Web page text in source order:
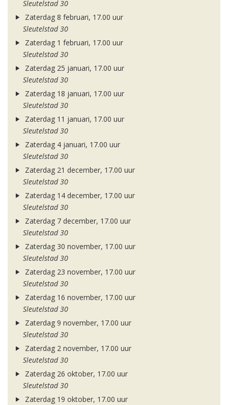
Sleutelstad 30
Zaterdag 8 februari, 17.00 uur
Sleutelstad 30
Zaterdag 1 februari, 17.00 uur
Sleutelstad 30
Zaterdag 25 januari, 17.00 uur
Sleutelstad 30
Zaterdag 18 januari, 17.00 uur
Sleutelstad 30
Zaterdag 11 januari, 17.00 uur
Sleutelstad 30
Zaterdag 4 januari, 17.00 uur
Sleutelstad 30
Zaterdag 21 december, 17.00 uur
Sleutelstad 30
Zaterdag 14 december, 17.00 uur
Sleutelstad 30
Zaterdag 7 december, 17.00 uur
Sleutelstad 30
Zaterdag 30 november, 17.00 uur
Sleutelstad 30
Zaterdag 23 november, 17.00 uur
Sleutelstad 30
Zaterdag 16 november, 17.00 uur
Sleutelstad 30
Zaterdag 9 november, 17.00 uur
Sleutelstad 30
Zaterdag 2 november, 17.00 uur
Sleutelstad 30
Zaterdag 26 oktober, 17.00 uur
Sleutelstad 30
Zaterdag 19 oktober, 17.00 uur